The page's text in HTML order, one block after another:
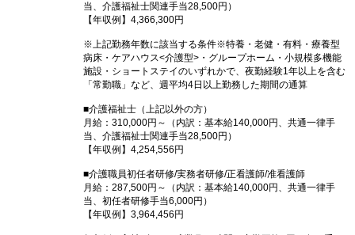
当、介護福祉士関連手当28,500円）
【年収例】4,366,300円
※上記勤務年数に該当する条件※特養・老健・有料・療養型
病床・ケアハウス<介護型>・グループホーム・小規模多機能
施設・ショートステイのいずれかで、夜勤経験1年以上を含む
「常勤職」など、週平均4日以上勤務した期間の通算
■介護福祉士（上記以外の方）
月給：310,000円～（内訳：基本給140,000円、共通一律手
当、介護福祉士関連手当28,500円）
【年収例】4,254,556円
■介護職員初任者研修/実務者研修/正看護師/准看護師
月給：287,500円～（内訳：基本給140,000円、共通一律手
当、初任者研修手当6,000円）
【年収例】3,964,456円